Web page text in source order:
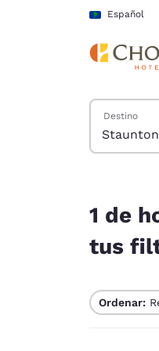
Pasar A ContenidoEspañol
Buscar
Destino
1 de
tus
Ordenar: